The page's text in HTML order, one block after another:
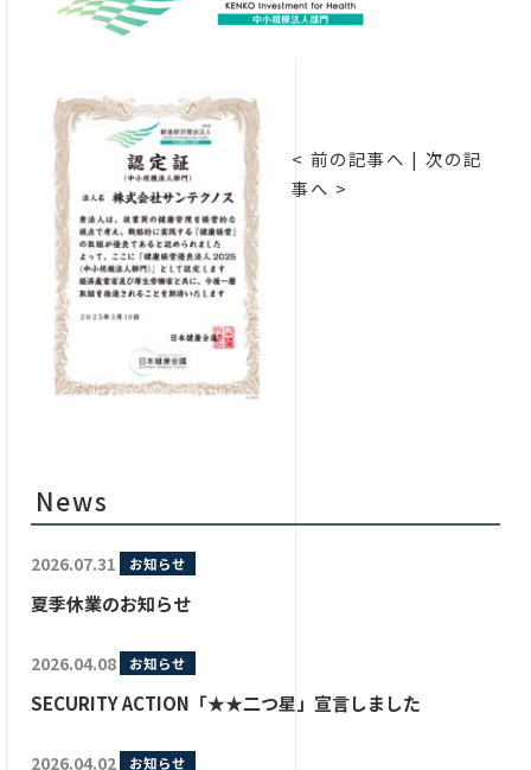
< 前の記事へ |次の記
事へ >
News
2026.07.31 お知らせ
夏季休業のお知らせ
2026.04.08 お知らせ
SECURITY ACTION「★★二つ星」宣言しました
2026.04.02 お知らせ